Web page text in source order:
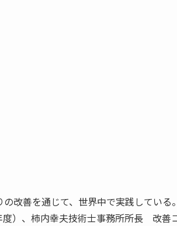
改善を通じて、世界中で実践している
度）、柿内幸夫技術士事務所所長 改善